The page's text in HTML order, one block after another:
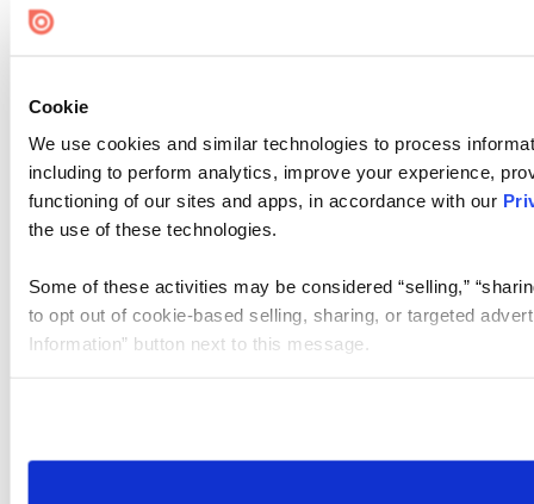
Cookie
We use cookies and similar technologies to process
including to perform analytics, improve your experience,
functioning of our sites and apps, in accordance with our
the use of these technologies.
Some of these activities may be considered “selling,”
to opt out of cookie-based selling, sharing, or targeted
Information” button next to this message.
need to be set again.